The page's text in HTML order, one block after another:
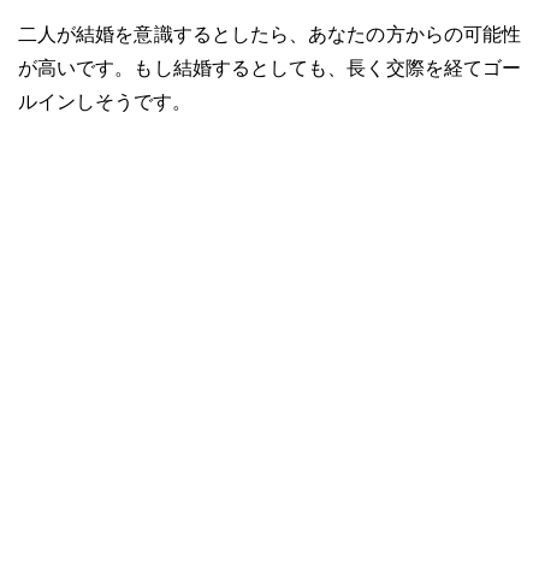
二人が結婚を意識するとしたら、あなたの方からの可能性
が高いです。もし結婚するとしても、長く交際を経てゴー
ルインしそうです。